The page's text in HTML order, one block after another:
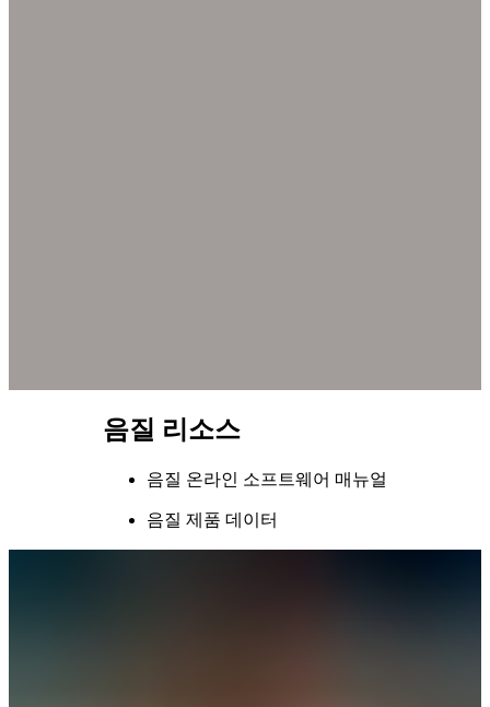
음질 리소스
음질 온라인 소프트웨어 매뉴얼
음질 제품 데이터